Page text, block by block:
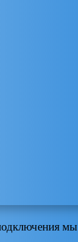
мы